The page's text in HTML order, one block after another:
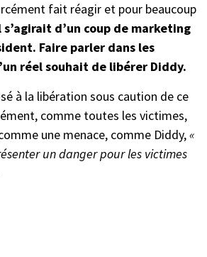
fait réagir et pour beaucoup
s’agirait d’un coup de marketing
Faire parler dans les
réel souhait de libérer Diddy.
à la libération sous caution de ce
comme toutes les victimes,
une menace, comme Diddy,«
un danger pour les victimes